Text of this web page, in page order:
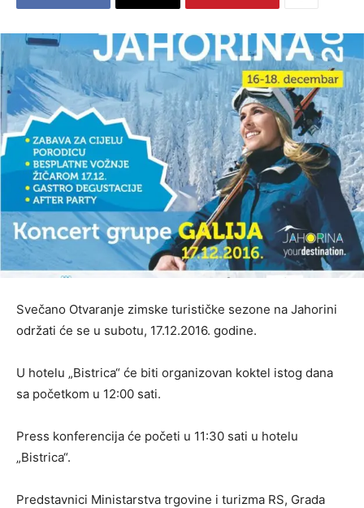
Svečano Otvaranje zimske turističke sezone na Jahorini
održati će se u subotu, 17.12.2016. godine.
U hotelu „Bistrica“ će biti organizovan koktel istog dana
sa početkom u 12:00 sati.
Press konferencija će početi u 11:30 sati u hotelu
„Bistrica“.
Predstavnici Ministarstva trgovine i turizma RS, Grada